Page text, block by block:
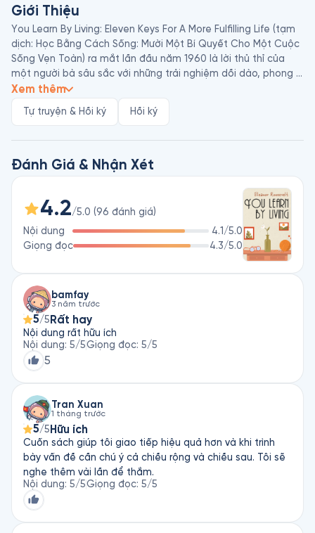
Giới Thiệu
You Learn By Living: Eleven Keys For A More Fulfilling Life (tạm
dịch: Học Bằng Cách Sống: Mười Một Bí Quyết Cho Một Cuộc
Sống Vẹn Toàn) ra mắt lần đầu năm 1960 là lời thủ thỉ của
một người bà sâu sắc với những trải nghiệm dồi dào, phong
phú. Cuốn sách kể những câu chuyện cuộc đời của phu nhân
nghĩ cá nhân, dẫn dắt người đọc trên hành trình từ một cô gái
Tác giả Eleanor Roosevelt (1884-1962) là phu nhân cựu tổng
thống Mỹ Franklin D. Roosevelt. Ảnh hưởng chính trị của bà
vượt xa 4 nhiệm kỳ của chồng, đặc biệt về vấn đề nhân
quyền với phạm vi trên toàn thế giới. Bà thúc đẩy nước Mỹ gia
nhập Liên Hợp Quốc, và là Chủ tịch đầu tiên của Hội đồng
nhân quyền Liên Hợp Quốc. Khi Roosevelt qua đời, tờ New
York Times gọi bà là “đối tượng của sự tôn kính toàn cầu".
Xem thêm
Tự truyện & Hồi ký Hồi ký
Đánh Giá & Nhận Xét
4.2/5.0 (96 đánh giá)
Nội dung
4.1 /5.0
Giọng đọc
4.3/5.0
bamfay
3 năm trước
5/5 Rất hay
Nội dung rất hữu ích
Nội dung: 5/5Giọng đọc: 5/5
5
Tran Xuan
1 tháng trước
5/5 Hữu ích
Cuốn sách giúp tôi giao tiếp hiệu quả hơn và khi trình
bày vấn đề cần chú ý cả chiều rộng và chiều sau. Tôi sẽ
nghe thêm vài lần để thắm.
Nội dung: 5/5Giọng đọc: 5/5